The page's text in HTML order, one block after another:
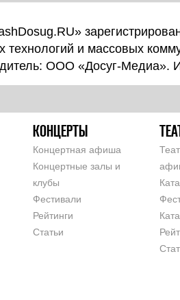
технологий и массовых
ООО «Досуг-
КОНЦЕРТЫ
Концертная афиша
Концертные залы и
клубы
Фестивали
Рейтинги
Статьи